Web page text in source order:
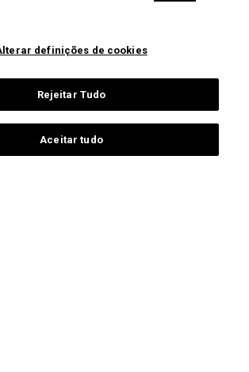
+351 234 370 200
definições de cookies
Rejeitar Tudo
Aceitar tudo